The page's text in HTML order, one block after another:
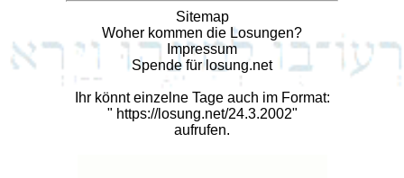
Sitemap
Woher kommen die Losungen?
Impressum
Spende für losung.net
Ihr könnt einzelne Tage auch im Format:
" https://losung.net/24.3.2002"
aufrufen.